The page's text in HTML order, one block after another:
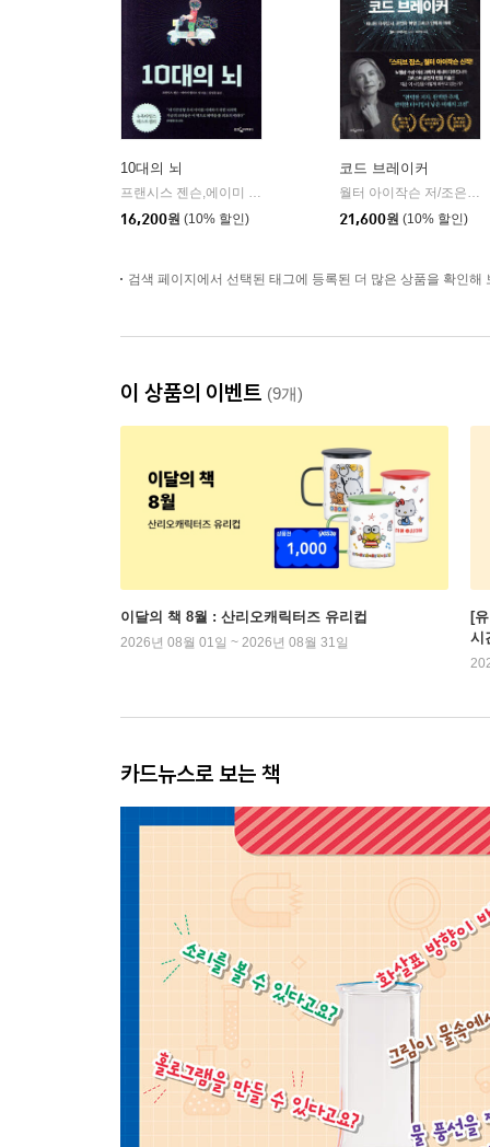
10대의 뇌
프랜시스 젠슨,에이미 엘리스 넛 저/김성훈 역 |
웅진지식하우스
16,200원 (10% 할인)
코드 브레이커
월터 아이작슨 저/조은영 역
21,600원 (10% 할인)
검색 페이지에서 선택된 태그에 등록된 더 많은 상품을 확인해
이 상품의 이벤트 (9개)
이달의 책 8월 : 산리오캐릭터즈 유리컵
2026년 08월 01일 ~ 2026년 08월 31일
[
시
카드뉴스로 보는 책